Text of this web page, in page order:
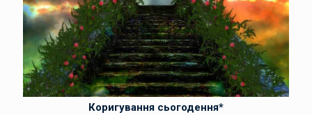
Коригування сьогодення*